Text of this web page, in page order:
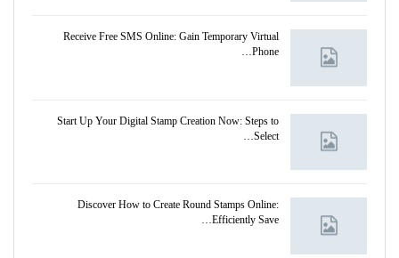
Receive Free SMS Online: Gain Temporary Virtual
Phone…
Start Up Your Digital Stamp Creation Now: Steps to
Select…
Discover How to Create Round Stamps Online:
Efficiently Save…